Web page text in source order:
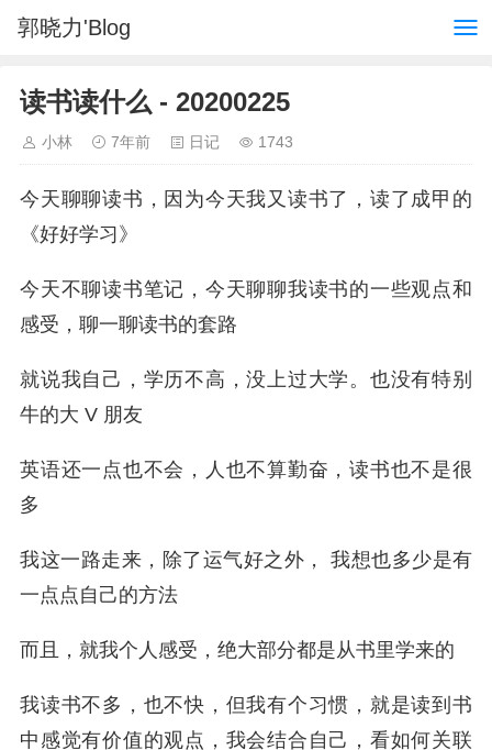
郭晓力'Blog
读书读什么 - 20200225
小林 7年前 日记 1743
今天聊聊读书，因为今天我又读书了，读了成甲的
《好好学习》
今天不聊读书笔记，今天聊聊我读书的一些观点和
感受，聊一聊读书的套路
就说我自己，学历不高，没上过大学。也没有特别
牛的大 V 朋友
英语还一点也不会，人也不算勤奋，读书也不是很
多
我这一路走来，除了运气好之外， 我想也多少是有
一点点自己的方法
而且，就我个人感受，绝大部分都是从书里学来的
我读书不多，也不快，但我有个习惯，就是读到书
中感觉有价值的观点，我会结合自己，看如何关联